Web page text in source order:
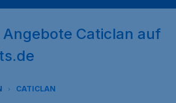
Caticlan auf
CATICLAN